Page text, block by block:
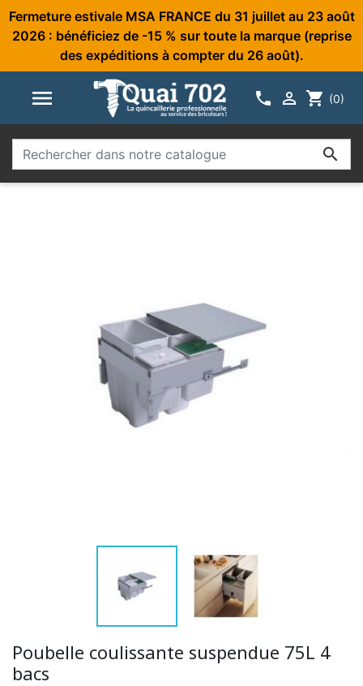
Fermeture estivale MSA FRANCE du 31 juillet au 23 août
2026 : bénéficiez de -15 % sur toute la marque (reprise
des expéditions à compter du 26 août).
   shopping_cart (0)

Poubelle coulissante suspendue 75L 4
bacs